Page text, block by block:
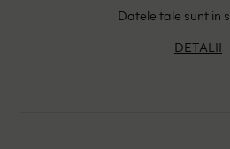
Datele tale sunt in
DETALII